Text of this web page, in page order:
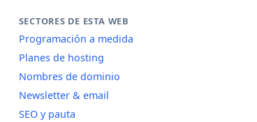
SECTORES DE ESTA WEB
Programación a medida
Planes de hosting
Nombres de dominio
Newsletter & email
SEO y pauta